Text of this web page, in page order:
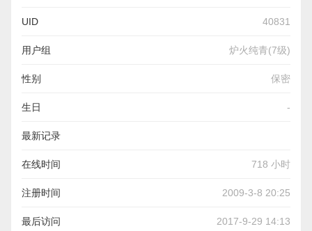
UID 40831
用户组 炉火纯青(7级)
性别 保密
生日 -
最新记录
莫听穿林打叶声，何妨吟啸且徐行。 竹杖芒鞋轻胜马，谁怕？
一蓑烟雨任平生。
在线时间 718 小时
注册时间 2009-3-8 20:25
最后访问 2017-9-29 14:13